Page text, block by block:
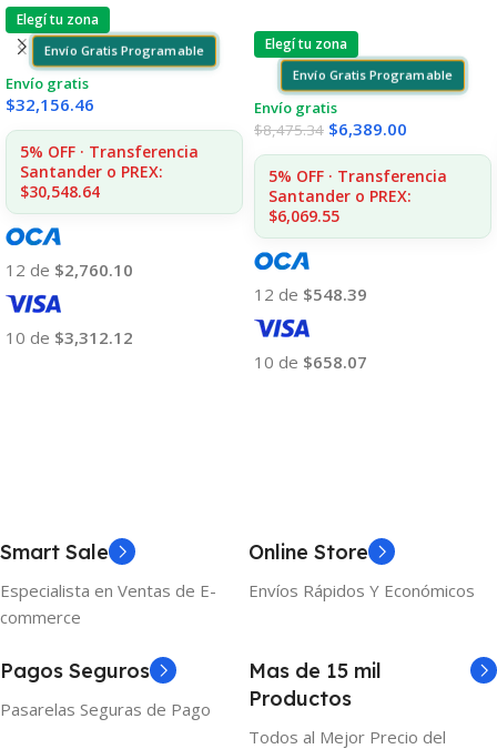
Elegí tu zona
Envío Gratis Programable
Envío gratis
$32,156.46
5% OFF · Transferencia
Santander o PREX:
$30,548.64
12 de $2,760.10
10 de $3,312.12
Elegí tu zona
Envío Gratis Programable
Envío gratis
$8,475.34 $6,389.00
5% OFF · Transferencia
Santander o PREX:
$6,069.55
12 de $548.39
10 de $658.07
Smart Sale
Especialista en Ventas de E-
commerce
Online Store
Envíos Rápidos Y Económicos
Pagos Seguros
Pasarelas Seguras de Pago
Mas de 15 mil
Productos
Todos al Mejor Precio del